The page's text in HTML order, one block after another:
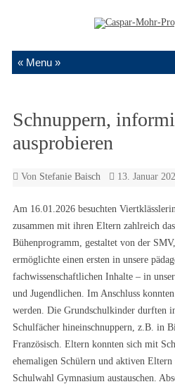
Schnuppern,
ausprobieren
Von Stefanie Baisch 13. Januar
Am 16.01.2026 besuchten
zusammen mit ihren Eltern zahlreich
Bühenprogramm, gestaltet von der
ermöglichte einen ersten in unsere
fachwissenschaftlichen Inhalte – in
und Jugendlichen. Im Anschluss
werden. Die Grundschulkinder durften
Schulfächer hineinschnuppern, z.B. in
Französisch. Eltern konnten sich mit
ehemaligen Schülern und aktiven
Schulwahl Gymnasium austauschen.